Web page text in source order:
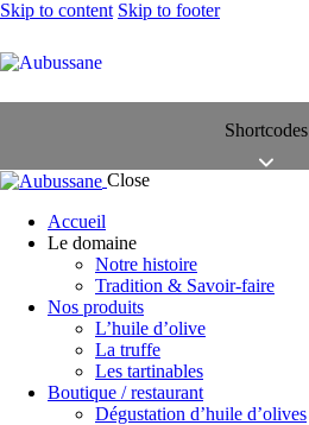
Skip to content Skip to footer
Shortcodes
Close
Accueil
Le domaine
Notre histoire
Tradition & Savoir-faire
Nos produits
L’huile d’olive
La truffe
Les tartinables
Boutique / restaurant
Dégustation d’huile d’olives